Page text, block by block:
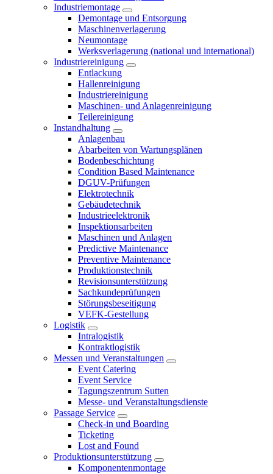
Industriemontage
Demontage und Entsorgung
Maschinenverlagerung
Neumontage
Werksverlagerung (national und international)
Industriereinigung
Entlackung
Hallenreinigung
Industriereinigung
Maschinen- und Anlagenreinigung
Teilereinigung
Instandhaltung
Anlagenbau
Abarbeiten von Wartungsplänen
Bodenbeschichtung
Condition Based Maintenance
DGUV-Prüfungen
Elektrotechnik
Gebäudetechnik
Industrieelektronik
Inspektionsarbeiten
Maschinen und Anlagen
Predictive Maintenance
Preventive Maintenance
Produktionstechnik
Revisionsunterstützung
Sachkundeprüfungen
Störungsbeseitigung
VEFK-Gestellung
Logistik
Intralogistik
Kontraktlogistik
Messen und Veranstaltungen
Event Catering
Event Service
Tagungszentrum Sutten
Messe- und Veranstaltungsdienste
Passage Service
Check-in und Boarding
Ticketing
Lost and Found
Produktionsunterstützung
Komponentenmontage